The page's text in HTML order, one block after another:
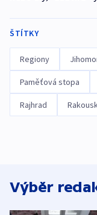
ŠTÍTKY
Regiony
Paměťová stopa
Rajhrad
Výběr